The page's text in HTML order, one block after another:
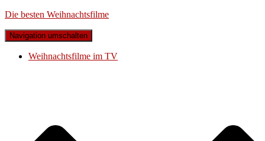
Die besten Weihnachtsfilme
Navigation umschalten
Weihnachtsfilme im TV